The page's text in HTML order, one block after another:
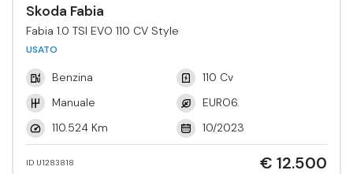
Skoda Fabia
Fabia 1.0 TSI EVO 110 CV Style
USATO
Benzina
110 Cv
Manuale
EURO6.
110.524 Km
10/2023
ID U1283818 € 12.500